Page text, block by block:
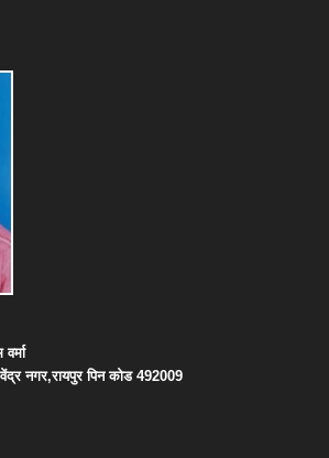
वर्मा
नगर,रायपुर पिन कोड492009